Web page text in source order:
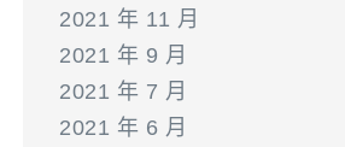
2021 年 11 月
2021 年 9 月
2021 年 7 月
2021 年 6 月